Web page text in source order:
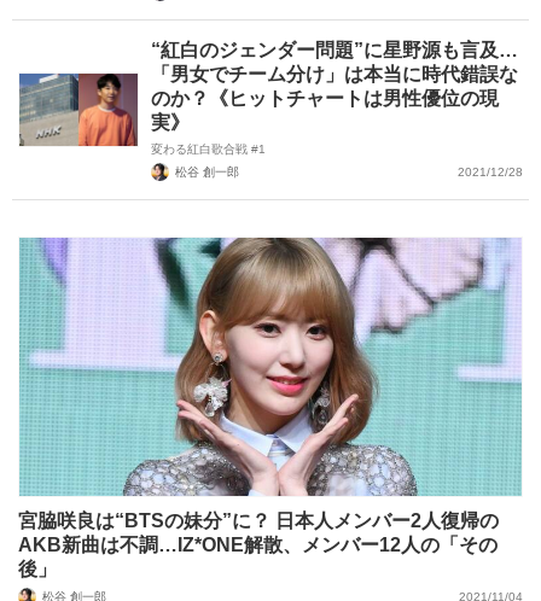
“紅白のジェンダー問題”に星野源も言及…
「男女でチーム分け」は本当に時代錯誤な
のか？《ヒットチャートは男性優位の現
実》
変わる紅白歌合戦 #1
松谷 創一郎
2021/12/28
宮脇咲良は“BTSの妹分”に？ 日本人メンバー2人復帰の
AKB新曲は不調…IZ*ONE解散、メンバー12人の「その
後」
松谷 創一郎 2021/11/04